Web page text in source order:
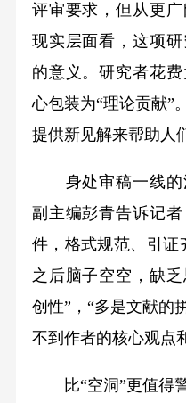
评审要求，但从更
现实层面看，这项
的意义。研究者花
心包装为“理论贡献”
提供新见解来帮助人
身处审稿一线的
副主编彭青告诉记
件，格式规范、引证
之后脑子空空，缺
创性”，“多是文献的
不到作者的核心观点
比“空洞”更值得警